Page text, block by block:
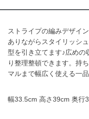
ストライプの編みデザイ
ありながらスタイリッシ
型を引き立てます♪広めの
り整理整頓できます。持
マルまで幅広く使える一品
幅33.5cm 高さ39cm 奥行